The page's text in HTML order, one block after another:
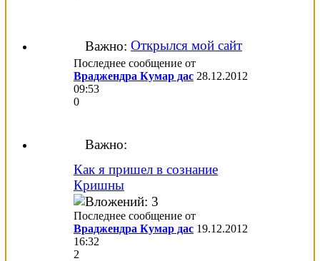
Важно: Открылся мой сайт
Последнее сообщение от
Враджендра Кумар дас 28.12.2012
09:53
0
Важно:
Как я пришел в сознание
Кришны
Последнее сообщение от
Враджендра Кумар дас 19.12.2012
16:32
2